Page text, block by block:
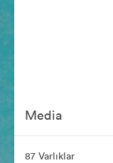
Media
87 Varlıklar